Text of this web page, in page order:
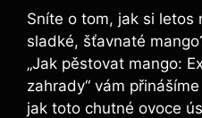
Sníte o tom, jak si letos
sladké, šťavnaté
„Jak pěstovat mango:
zahrady“ vám
jak toto chutné ovoce